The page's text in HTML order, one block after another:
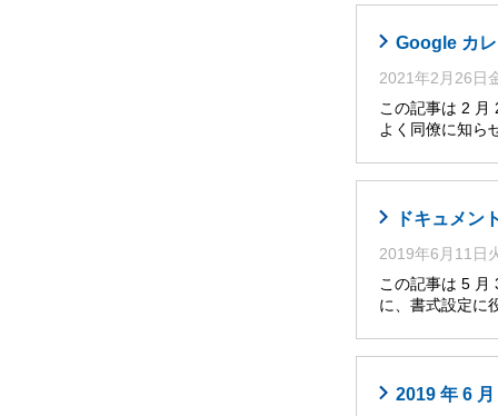
Google カ
2021年2月26日
この記事は 2
よく同僚に知ら
ドキュメン
2019年6月11日
この記事は 5 月
に、書式設定に
2019 年 6